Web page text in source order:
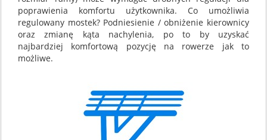
poprawienia komfortu użytkownika. Co umożliwia
regulowany mostek? Podniesienie / obniżenie kierownicy
oraz zmianę kąta nachylenia, po to by uzyskać
najbardziej komfortową pozycję na rowerze jak to
możliwe.